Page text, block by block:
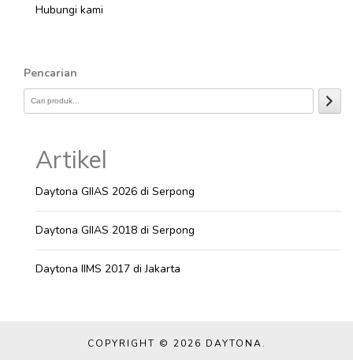
Hubungi kami
Pencarian
Artikel
Daytona GIIAS 2026 di Serpong
Daytona GIIAS 2018 di Serpong
Daytona IIMS 2017 di Jakarta
COPYRIGHT © 2026 DAYTONA.